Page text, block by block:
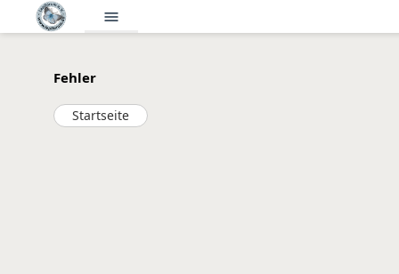
menu
Fehler
Startseite